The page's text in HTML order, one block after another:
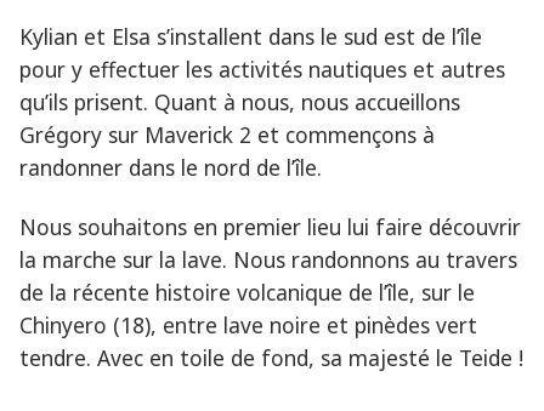
Kylian et Elsa s’installent dans le sud est de l’île
pour y effectuer les activités nautiques et autres
qu’ils prisent. Quant à nous, nous accueillons
Grégory sur Maverick 2 et commençons à
randonner dans le nord de l’île.
Nous souhaitons en premier lieu lui faire découvrir
la marche sur la lave. Nous randonnons au travers
de la récente histoire volcanique de l’île, sur le
Chinyero (18), entre lave noire et pinèdes vert
tendre. Avec en toile de fond, sa majesté le Teide !